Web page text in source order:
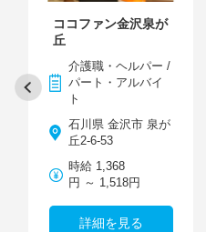
ココファン金沢泉が
丘
介護職・ヘルパー /
パート・アルバイ
ト
石川県 金沢市 泉が
丘2-6-53
時給 1,368
円 ～ 1,518円
詳細を見る